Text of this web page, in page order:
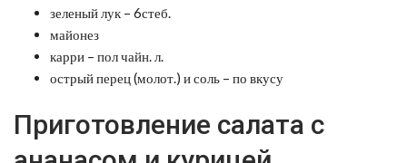
зеленый лук – 6стеб.
майонез
карри – пол чайн. л.
острый перец (молот.) и соль – по вкусу
Приготовление салата с